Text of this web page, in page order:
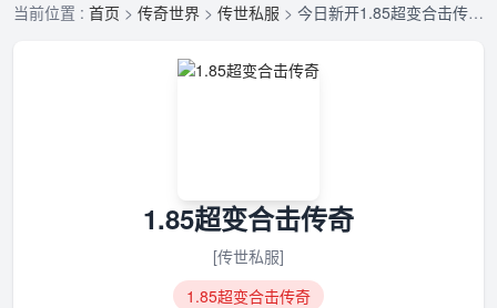
当前位置 : 首页 > 传奇世界 > 传世私服 > 今日新开1.85超变合击传奇-1.85超变合击传奇正版授权-三端互通传奇发布网
1.85超变合击传奇
[传世私服]
1.85超变合击传奇